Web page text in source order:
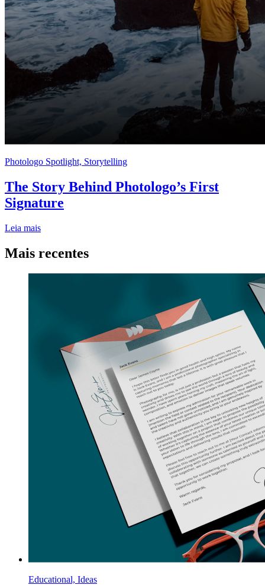
Photologo Spotlight, Storytelling
The Story Behind Photologo’s First
Signature
Leia mais
Mais recentes
Educational, Ideas